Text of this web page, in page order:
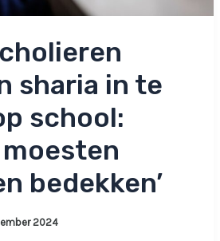
sharia in te
school:
moesten
bedekken’
2024